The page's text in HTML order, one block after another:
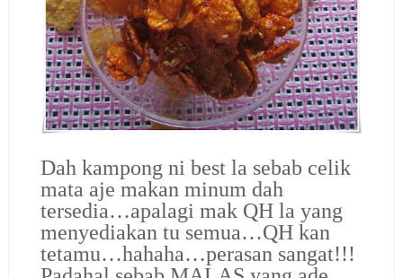
Dah kampong ni best la sebab celik
mata aje makan minum dah
tersedia…apalagi mak QH la yang
menyediakan tu semua…QH kan
tetamu…hahaha…perasan sangat!!!